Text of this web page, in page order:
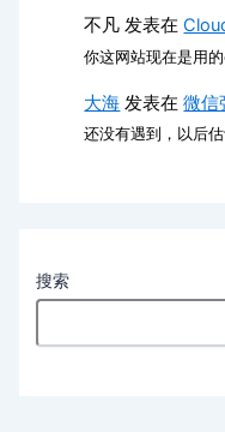
不凡 发表在
你这网站现在是用
大海 发表在微信
还没有遇到，以后估
搜索